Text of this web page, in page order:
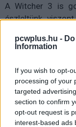
pcwplus.hu -
Information
If you wish to opt-
processing of your
targeted
section to confirm
opt-out request is
interest-based ads
A Witcher 3 is
észleltünk,
nem engedett
részletesség
gépet, a ray